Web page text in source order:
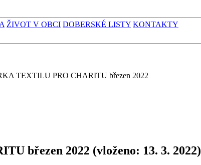
ŽIVOT V OBCI DOBERSKÉ LISTY KONTAKTY
TEXTILU PRO CHARITU březen 2022
březen 2022 (vloženo: 13. 3. 2022)